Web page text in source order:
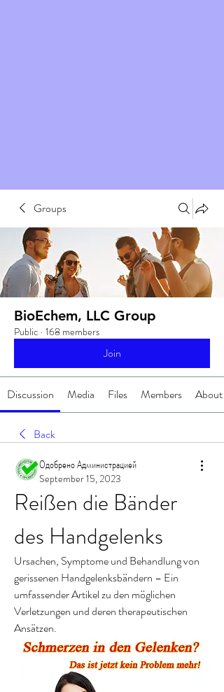
Groups
BioEchem, LLC Group
Public · 168 members
Join
Discussion Media Files Members About
Back
Одобрено Администрацией
September 15, 2023
Reißen die Bänder
des Handgelenks
Ursachen, Symptome und Behandlung von
gerissenen Handgelenksbändern – Ein
umfassender Artikel zu den möglichen
Verletzungen und deren therapeutischen
Ansätzen.